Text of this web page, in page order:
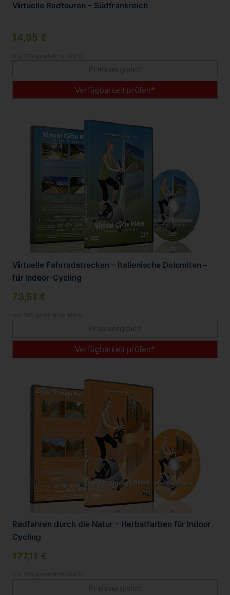
Virtuelle Radtouren – Südfrankreich
14,95 €
Verfügbarkeit prüfen*
Virtuelle Fahrradstrecken – Italienische Dolomiten –
für Indoor-Cycling
73,61 €
Verfügbarkeit prüfen*
Radfahren durch die Natur – Herbstfarben für Indoor
Cycling
177,11 €